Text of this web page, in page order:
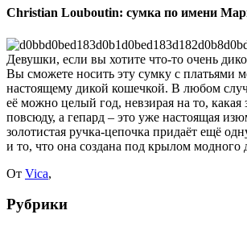
Christian Louboutin: сумка по имени
Девушки, если вы хотите что-то очень
Вы сможете носить эту сумку с платьями
настоящему дикой кошечкой. В любом
её можно целый год, невзирая на то,
повсюду, а гепард – это уже настоящая
золотистая ручка-цепочка придаёт ещё
и то, что она создана под крылом
От Vica,
Рубрики